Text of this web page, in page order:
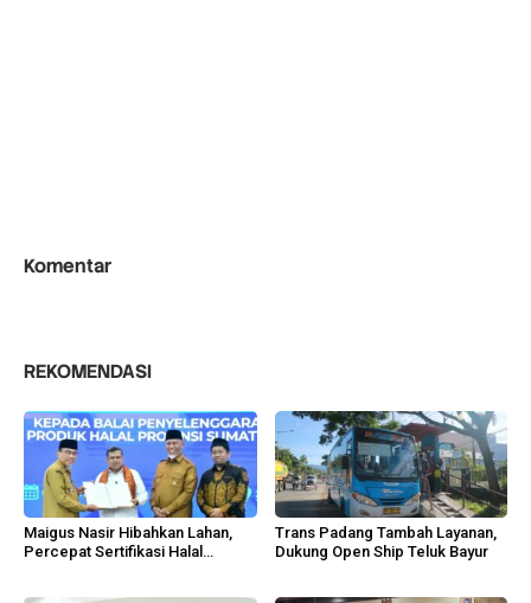
Komentar
REKOMENDASI
Maigus Nasir Hibahkan Lahan,
Percepat Sertifikasi Halal
Trans Padang Tambah Layanan,
Dukung Open Ship Teluk Bayur